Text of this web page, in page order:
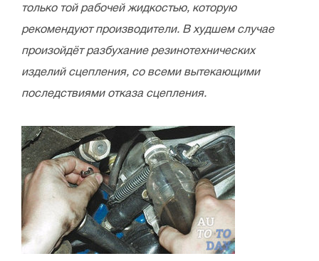
только той рабочей жидкостью, которую
рекомендуют производители. В худшем случае
произойдёт разбухание резинотехнических
изделий сцепления, со всеми вытекающими
последствиями отказа сцепления.